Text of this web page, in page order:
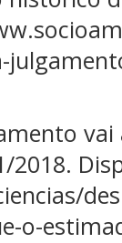
2018.
o-